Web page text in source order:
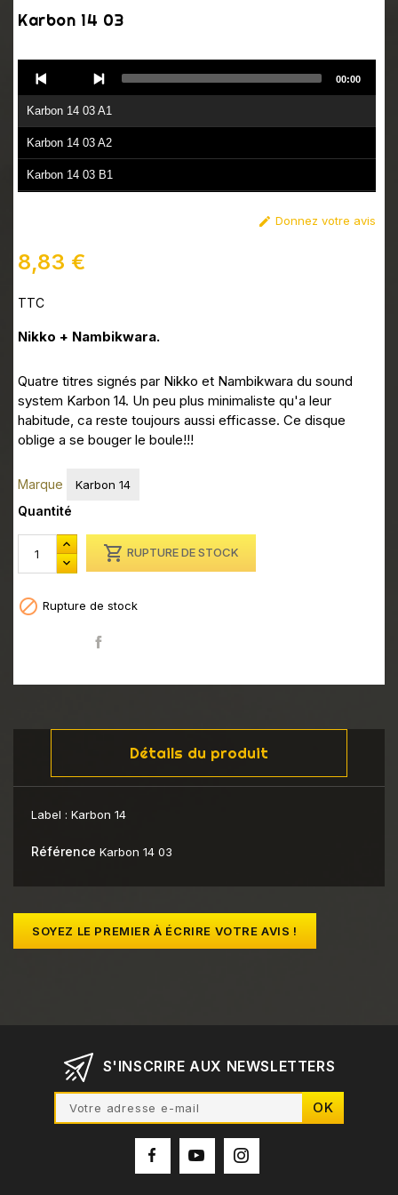
Karbon 14 03
Player
Karbon 14 03 A1
Karbon 14 03 A2
Karbon 14 03 B1
00:00
 Donnez votre avis
8,83 €
TTC
Nikko + Nambikwara.
Quatre titres signés par Nikko et Nambikwara du sound
system Karbon 14. Un peu plus minimaliste qu'a leur
habitude, ca reste toujours aussi efficasse. Ce disque
oblige a se bouger le boule!!!
Marque Karbon 14
Quantité
 RUPTURE DE STOCK
 Rupture de stock
Détails du produit
Label : Karbon 14
Référence Karbon 14 03
SOYEZ LE PREMIER À ÉCRIRE VOTRE AVIS !
S'INSCRIRE AUX NEWSLETTERS